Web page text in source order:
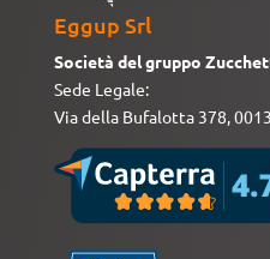
Eggup Srl
Società del gruppo
Sede Legale:
Via della Bufalotta 378,